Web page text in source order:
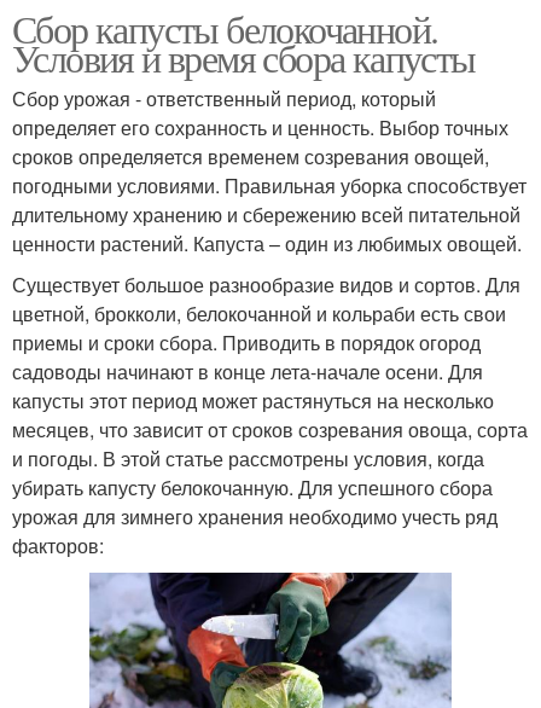
Сбор капусты белокочанной.
Условия и время сбора капусты
Сбор урожая - ответственный период, который
определяет его сохранность и ценность. Выбор точных
сроков определяется временем созревания овощей,
погодными условиями. Правильная уборка способствует
длительному хранению и сбережению всей питательной
ценности растений. Капуста – один из любимых овощей.
Существует большое разнообразие видов и сортов. Для
цветной, брокколи, белокочанной и кольраби есть свои
приемы и сроки сбора. Приводить в порядок огород
садоводы начинают в конце лета-начале осени. Для
капусты этот период может растянуться на несколько
месяцев, что зависит от сроков созревания овоща, сорта
и погоды. В этой статье рассмотрены условия, когда
убирать капусту белокочанную. Для успешного сбора
урожая для зимнего хранения необходимо учесть ряд
факторов: